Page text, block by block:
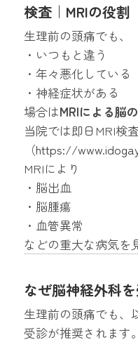
検査｜MRIの役割
生理前の頭痛でも、
・いつもと違う
・年々悪化している
・神経症状がある
場合はMRIによる脳
当院では即日MRI検
（https://
MRIにより
・脳出血
・脳腫瘍
・血管異常
などの重大な病気を
なぜ脳神経外科
生理前の頭痛でも、
受診が推奨されます。